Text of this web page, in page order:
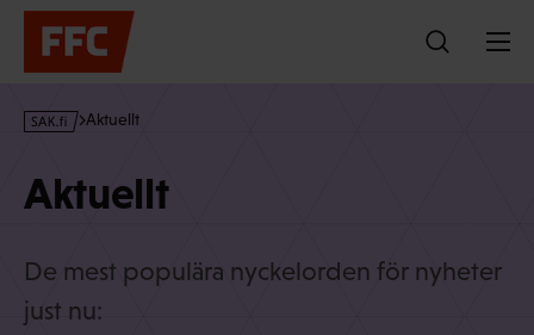
Hoppa
innehållet
s
Aktuellt
Aktuellt
De mest populära nyckelorden för nyheter
just nu: